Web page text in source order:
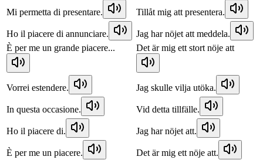
Mi permetta di presentare. Tillåt mig att presentera.
Ho il piacere di annunciare.
Jag har nöjet att meddela.
È per me un grande piacere...
Det är mig ett stort nöje att
Vorrei estendere. Jag skulle vilja utöka.
In questa occasione. Vid detta tillfälle.
Ho il piacere di. Jag har nöjet att.
È per me un piacere.
Det är mig ett nöje att.